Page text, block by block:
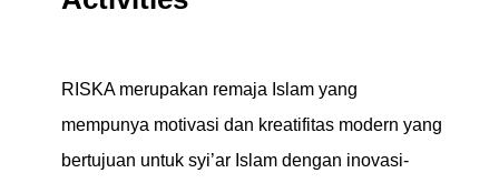
RISKA merupakan remaja Islam yang
mempunya motivasi dan kreatifitas modern yang
bertujuan untuk syi’ar Islam dengan inovasi-